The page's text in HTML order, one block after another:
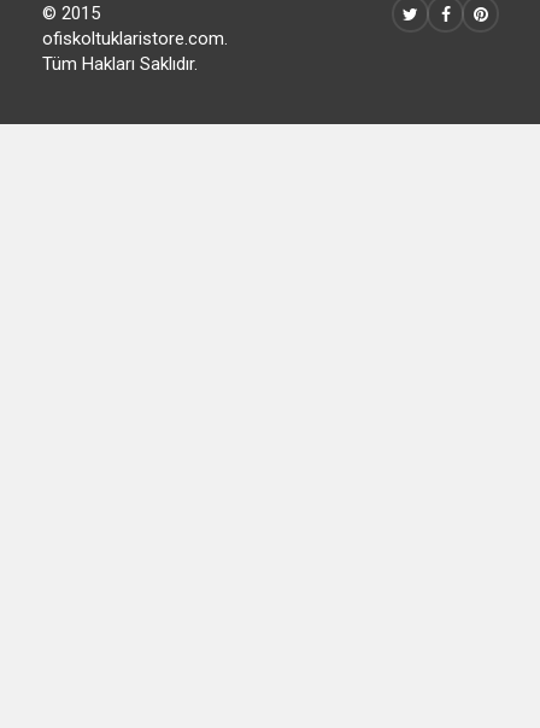
© 2015
ofiskoltuklaristore.com.
Tüm Hakları Saklıdır.